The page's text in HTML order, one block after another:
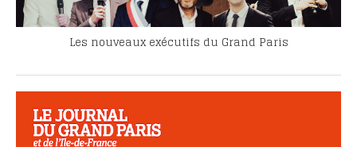
Les nouveaux exécutifs du Grand Paris